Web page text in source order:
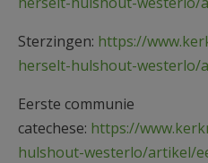
Sterzingen: https://
herselt-hulshout-westerlo/
Eerste communie
catechese: https://
hulshout-westerlo/artikel/